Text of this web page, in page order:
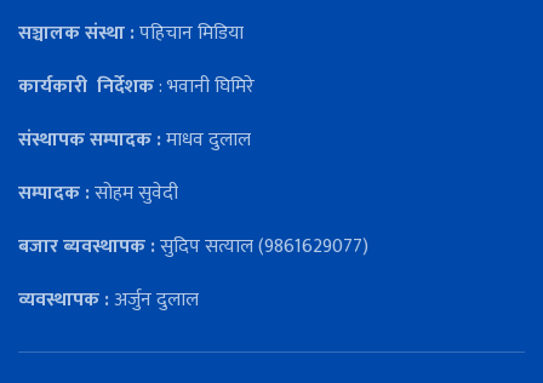
सञ्चालक संस्था :पहिचान मिडिया
कार्यकारी निर्देशक: भवानी घिमिरे
संस्थापक सम्पादक :माधव दुलाल
सम्पादक :सोहम सुवेदी
बजार ब्यवस्थापक :सुदिप सत्याल (9861629077)
व्यवस्थापक :अर्जुन दुलाल